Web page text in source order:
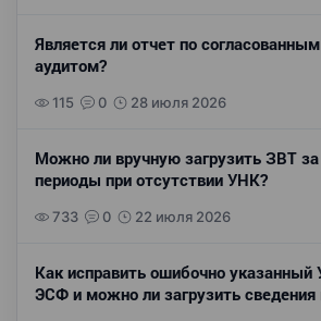
Является ли отчет по
аудитом?
115 0 28 июля 2026
Можно ли вручную загрузить ЗВТ
периоды при отсутствии УНК?
733 0 22 июля 2026
Как исправить ошибочно указанный
ЭСФ и можно ли загрузить сведения